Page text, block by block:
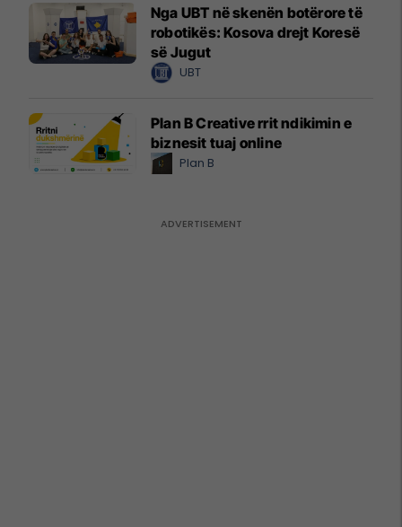
Nga UBT në skenën botërore të
robotikës: Kosova drejt Koresë
së Jugut
UBT
Plan B Creative rrit ndikimin e
biznesit tuaj online
Plan B